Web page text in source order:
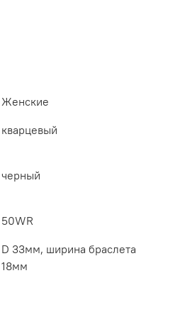
Женские
кварцевый
черный
50WR
D 33мм, ширина браслета
18мм